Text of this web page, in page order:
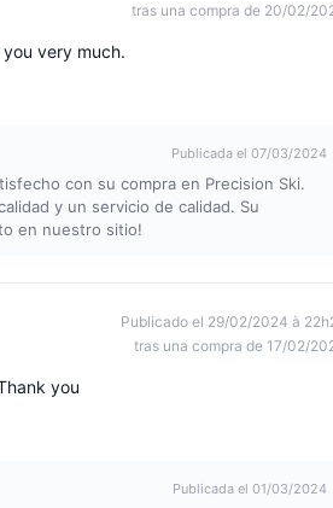
tras una compra de 20/02/
very much.
Publicada el 07/03/2024
con su compra en Precision Ski.
y un servicio de calidad. Su
en nuestro sitio!
Publicado el 29/02/2024 à
tras una compra de 17/02/
you
Publicada el 01/03/2024